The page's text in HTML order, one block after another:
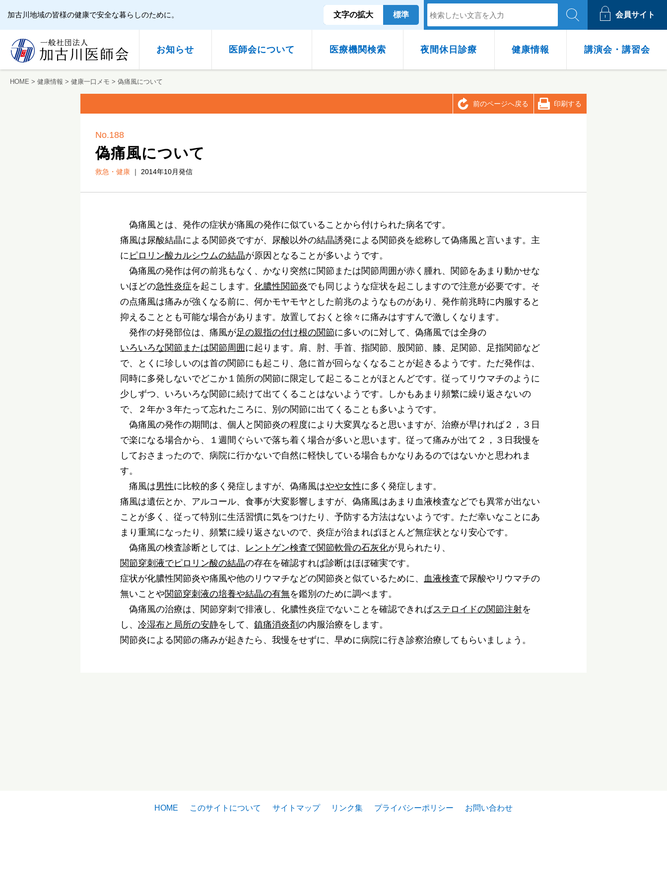
加古川地域の皆様の健康で安全な暮らしのために。 会員サイト
お知らせ 医師会について
会長挨拶 役員・会員構成
医療機関検索 夜間休日診療
休日と夜間（内科・小児科）の診療について
健康情報
健康一口メモ 健診について
講演会・講習会
市民健康フォーラム AED講習会
文字の拡大 標準
HOME > 健康情報 > 健康一口メモ > 偽痛風について
前のページへ戻る 印刷する
No.188
偽痛風について
救急・健康 ｜ 2014年10月発信
偽痛風とは、発作の症状が痛風の発作に似ていることから付けられた病名です。
痛風は尿酸結晶による関節炎ですが、尿酸以外の結晶誘発による関節炎を総称して偽痛風と言います。主
に ピロリン酸カルシウムの結晶が原因となることが多いようです。
偽痛風の発作は何の前兆もなく、かなり突然に関節または関節周囲が赤く腫れ、関節をあまり動かせな
いほどの急性炎症を起こします。 化膿性関節炎でも同じような症状を起こしますので注意が必要です。そ
の点痛風は痛みが強くなる前に、何かモヤモヤとした前兆のようなものがあり、発作前兆時に内服すると
抑えることとも可能な場合があります。放置しておくと徐々に痛みはすすんで激しくなります。
発作の好発部位は、痛風が足の親指の付け根の関節に多いのに対して、偽痛風では全身の
いろいろな関節または関節周囲 に起ります。肩、肘、手首、指関節、股関節、膝、足関節、足指関節など
で、とくに珍しいのは首の関節にも起こり、急に首が回らなくなることが起きるようです。ただ発作は、
同時に多発しないでどこか１箇所の関節に限定して起こることがほとんどです。従ってリウマチのように
少しずつ、いろいろな関節に続けて出てくることはないようです。しかもあまり頻繁に繰り返さないの
で、２年か３年たって忘れたころに、別の関節に出てくることも多いようです。
偽痛風の発作の期間は、個人と関節炎の程度により大変異なると思いますが、治療が早ければ２，３日
で楽になる場合から、１週間ぐらいで落ち着く場合が多いと思います。従って痛みが出て２，３日我慢を
しておさまったので、病院に行かないで自然に軽快している場合もかなりあるのではないかと思われま
す。
痛風は男性に比較的多く発症しますが、偽痛風はやや女性に多く発症します。
痛風は遺伝とか、アルコール、食事が大変影響しますが、偽痛風はあまり血液検査などでも異常が出ない
ことが多く、従って特別に生活習慣に気をつけたり、予防する方法はないようです。ただ幸いなことにあ
まり重篤になったり、頻繁に繰り返さないので、炎症が治まればほとんど無症状となり安心です。
偽痛風の検査診断としては、 レントゲン検査で関節軟骨の石灰化が見られたり、
関節穿刺液でピロリン酸の結晶の存在を確認すれば診断はほぼ確実です。
症状が化膿性関節炎や痛風や他のリウマチなどの関節炎と似ているために、 血液検査で尿酸やリウマチの
無いことや関節穿刺液の培養や結晶の有無を鑑別のために調べます。
偽痛風の治療は、関節穿刺で排液し、化膿性炎症でないことを確認できればステロイドの関節注射を
し、 冷湿布と局所の安静をして、 鎮痛消炎剤 の内服治療をします。
関節炎による関節の痛みが起きたら、我慢をせずに、早めに病院に行き診察治療してもらいましょう。
HOME このサイトについて サイトマップ リンク集 プライバシーポリシー お問い合わせ